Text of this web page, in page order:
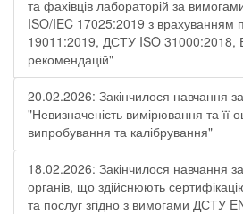
та фахівців лабораторій за
ISO/IEC 17025:2019 з
19011:2019, ДСТУ ISO 31000:2018,
рекомендацій"
20.02.2026: Закінчилося навчання
"Невизначеність вимірювання та її
випробування та калібрування"
18.02.2026: Закінчилося навчання
органів, що здійснюють
та послуг згідно з вимогами ДСТУ